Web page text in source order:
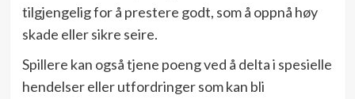
tilgjengelig for å prestere godt, som å oppnå høy
skade eller sikre seire.
Spillere kan også tjene poeng ved å delta i spesielle
hendelser eller utfordringer som kan bli